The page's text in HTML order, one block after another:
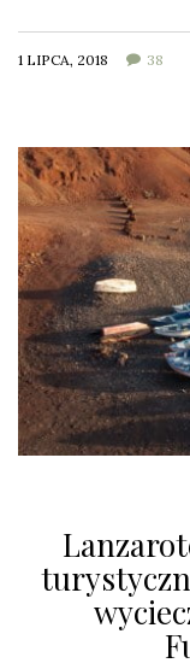
1 LIPCA, 2018 38